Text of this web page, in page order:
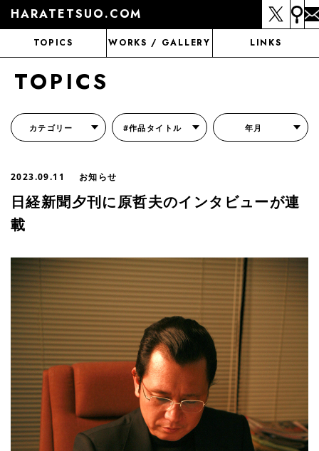
HARATETSUO.COM
TOPICS WORKS / GALLERY LINKS
TOPICS
カテゴリー #作品タイトル 年月
2023.09.11 お知らせ
日経新聞夕刊に原哲夫のインタビューが連
載